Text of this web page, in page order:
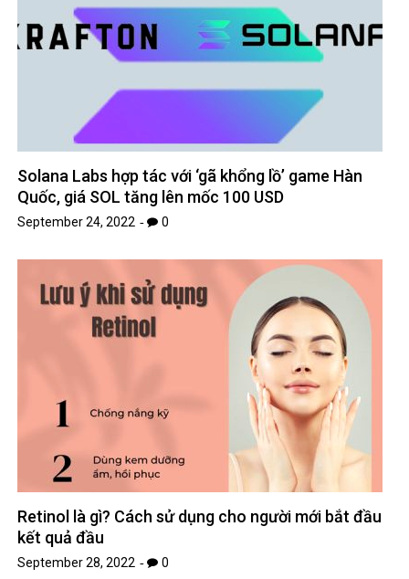
Solana Labs hợp tác với ‘gã khổng lồ’ game Hàn
Quốc, giá SOL tăng lên mốc 100 USD
September 24, 2022 0
Retinol là gì? Cách sử dụng cho người mới bắt đầu
kết quả đầu
September 28, 2022 0